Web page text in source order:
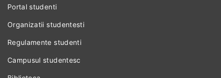
Portal studenti
Organizatii studentesti
Regulamente studenti
Campusul studentesc